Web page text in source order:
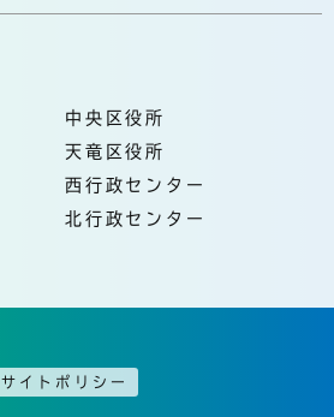
中央区役所
天竜区役所
西行政センター
北行政センター
サイトポリシー